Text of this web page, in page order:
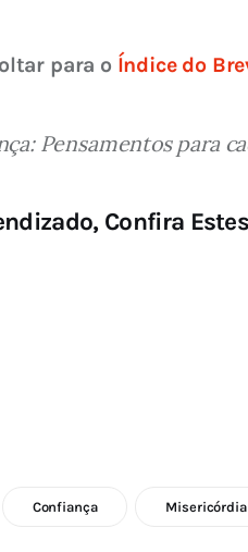
para o Índice do
Pensamentos para
Confira
Confiança Misericórdia